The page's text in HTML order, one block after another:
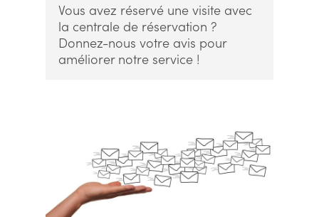
Vous avez réservé une visite avec
la centrale de réservation ?
Donnez-nous votre avis pour
améliorer notre service !